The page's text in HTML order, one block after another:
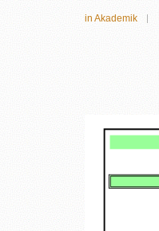
in Akademik